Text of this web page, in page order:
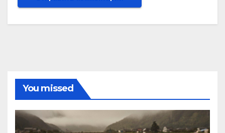
You missed